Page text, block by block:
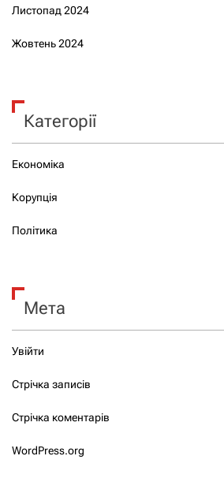
Листопад 2024
Жовтень 2024
Категорії
Економіка
Корупція
Політика
Мета
Увійти
Стрічка записів
Стрічка коментарів
WordPress.org